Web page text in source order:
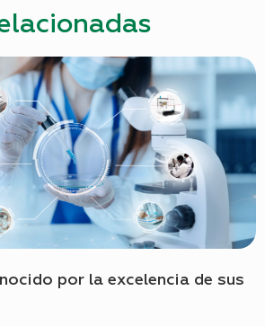
por la excelencia de sus